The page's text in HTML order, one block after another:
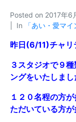
Posted on 2017年6
In
「あい・愛マ
昨日(6/11)チャリ
３スタジオで９
ングをいたしまし
１２０名程の方
ただいている方